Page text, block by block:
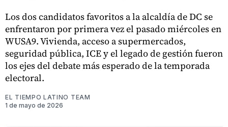
Los dos candidatos favoritos a la alcaldía de DC se
enfrentaron por primera vez el pasado miércoles en
WUSA9. Vivienda, acceso a supermercados,
seguridad pública, ICE y el legado de gestión fueron
los ejes del debate más esperado de la temporada
electoral.
EL TIEMPO LATINO TEAM
1 de mayo de 2026